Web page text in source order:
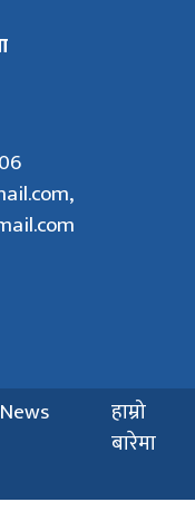
,
हाम्रो
बारेमा